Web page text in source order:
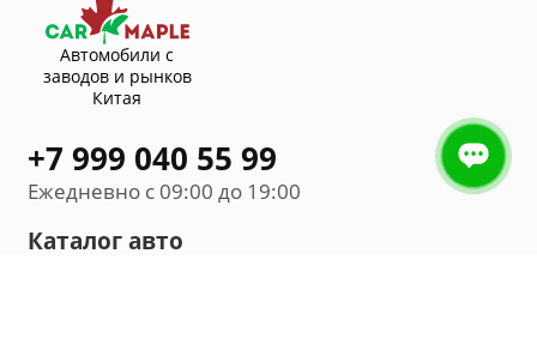
Автомобили с
заводов и рынков
Китая
+7 999 040 55 99
Ежедневно с 09:00 до 19:00
Каталог авто